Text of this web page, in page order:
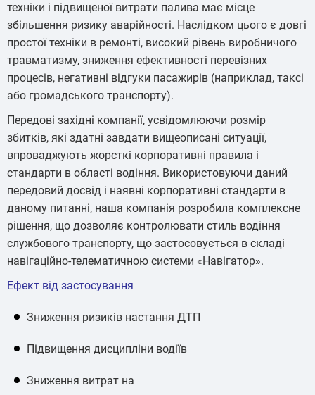
техніки і підвищеної витрати палива має місце
збільшення ризику аварійності. Наслідком цього є довгі
простої техніки в ремонті, високий рівень виробничого
травматизму, зниження ефективності перевізних
процесів, негативні відгуки пасажирів (наприклад, таксі
або громадського транспорту).
Передові західні компанії, усвідомлюючи розмір
збитків, які здатні завдати вищеописані ситуації,
впроваджують жорсткі корпоративні правила і
стандарти в області водіння. Використовуючи даний
передовий досвід і наявні корпоративні стандарти в
даному питанні, наша компанія розробила комплексне
рішення, що дозволяє контролювати стиль водіння
службового транспорту, що застосовується в складі
навігаційно-телематичною системи «Навігатор».
Ефект від застосування
Зниження ризиків настання ДТП
Підвищення дисципліни водіїв
Зниження витрат на